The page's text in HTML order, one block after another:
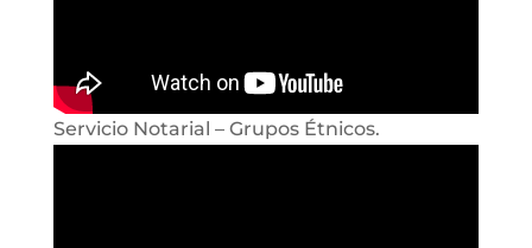
Servicio Notarial – Grupos Étnicos.